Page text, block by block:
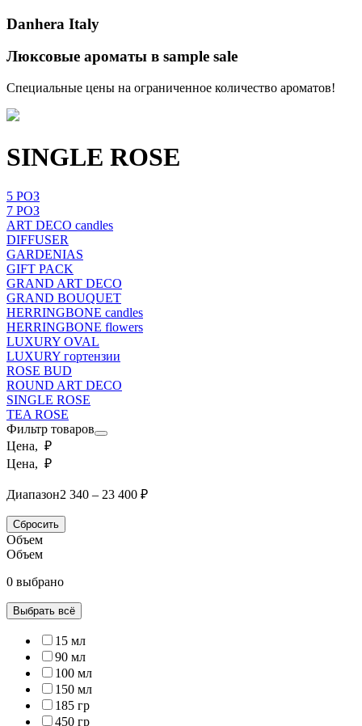
Danhera Italy
Люксовые ароматы в sample sale
Специальные цены на ограниченное количество ароматов!
SINGLE ROSE
5 РОЗ
7 РОЗ
ART DECO candles
DIFFUSER
GARDENIAS
GIFT PACK
GRAND ART DECO
GRAND BOUQUET
HERRINGBONE candles
HERRINGBONE flowers
LUXURY OVAL
LUXURY гортензии
ROSE BUD
ROUND ART DECO
SINGLE ROSE
TEA ROSE
Фильтр товаров
Цена, ₽
Цена, ₽
Диапазон2 340 – 23 400 ₽
Сбросить
Объем
Объем
0 выбрано
Выбрать всё
15 мл
90 мл
100 мл
150 мл
185 гр
450 гр